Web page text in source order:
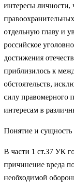
интересы личности,
отдельную главу и
российское
достижения
приблизилось к
обстоятельств,
силу правомерного
интересам в
Понятие и
В части 1 ст.37 УК
причинение вреда
необходимой